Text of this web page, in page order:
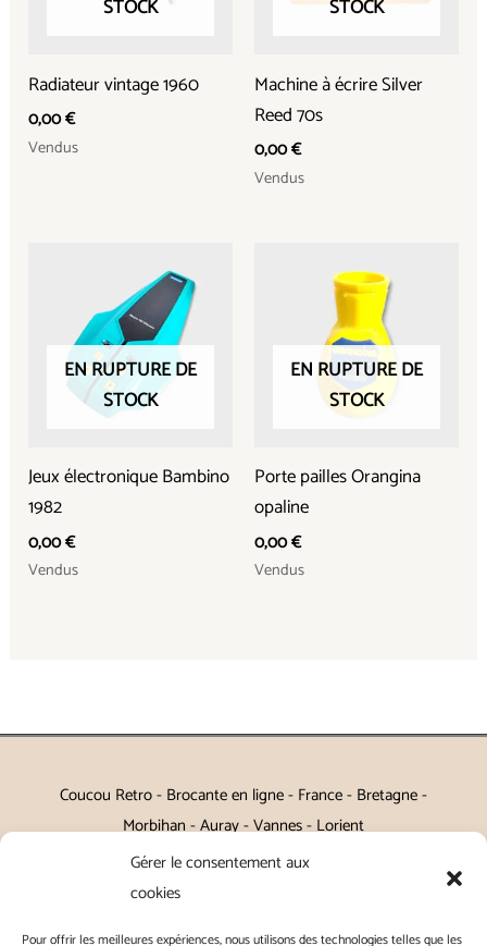
Gérer le consentement aux
cookies
Pour offrir les meilleures expériences, nous utilisons des technologies telles que les
STOCK
Radiateur vintage 1960
0,00€
Vendus
STOCK
Machine à écrire Silver
Reed 70s
0,00€
Vendus
EN RUPTURE DE
STOCK
Jeux électronique Bambino
1982
0,00€
Vendus
EN RUPTURE DE
STOCK
Porte pailles Orangina
opaline
0,00€
Vendus
Coucou Retro - Brocante en ligne - France - Bretagne -
Morbihan - Auray - Vannes - Lorient
Petits meubles, décoration, miroirs, luminaires, Art de la table